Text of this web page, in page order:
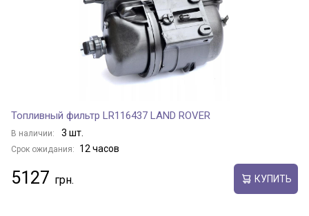
Топливный фильтр LR116437 LAND ROVER
В наличии: 3 шт.
Срок ожидания: 12 часов
5127 КУПИТЬ